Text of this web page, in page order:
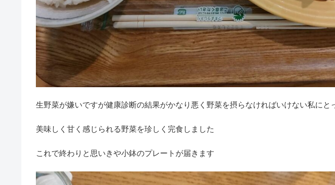
生野菜が嫌いですが健康診断の結果がかなり悪く野菜を摂らなければいけない私にと
美味しく甘く感じられる野菜を珍しく完食しました
これで終わりと思いきや小鉢のプレートが届きます